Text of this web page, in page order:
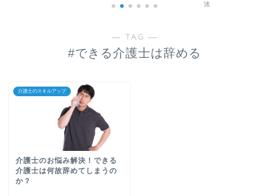
法
― TAG ―
#できる介護士は辞める
介護士のスキルアップ
介護士のお悩み解決！できる
介護士は何故辞めてしまうの
か？